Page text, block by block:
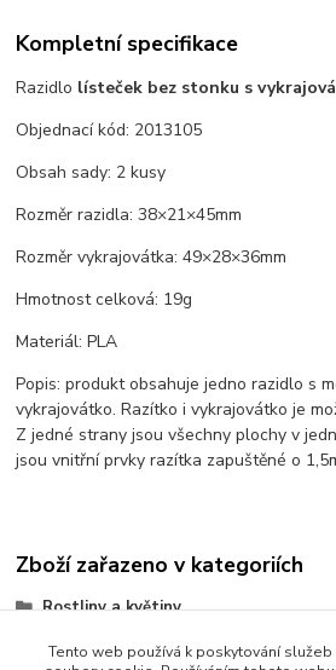
Kompletní specifikace
Razidlo lísteček bez stonku s
Objednací kód: 2013105
Obsah sady: 2 kusy
Rozměr razidla: 38×21×45mm
Rozměr vykrajovátka: 49×28×36mm
Hmotnost celková: 19g
Materiál: PLA
Popis: produkt obsahuje jedno razidlo s
vykrajovátko. Razítko i vykrajovátko je
Z jedné strany jsou všechny plochy v
jsou vnitřní prvky razítka zapuštěné o
Zboží zařazeno v kategoriích
Rostliny a květiny
Listy, lístečky a větvičky
Tento web používá k poskytování služeb